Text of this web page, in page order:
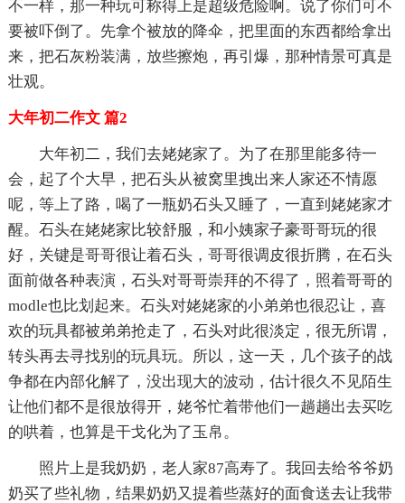
不一样，那一种玩可称得上是超级危险啊。说了你们可不
要被吓倒了。先拿个被放的降伞，把里面的东西都给拿出
来，把石灰粉装满，放些擦炮，再引爆，那种情景可真是
壮观。
大年初二作文 篇2
大年初二，我们去姥姥家了。为了在那里能多待一
会，起了个大早，把石头从被窝里拽出来人家还不情愿
呢，等上了路，喝了一瓶奶石头又睡了，一直到姥姥家才
醒。石头在姥姥家比较舒服，和小姨家子豪哥哥玩的很
好，关键是哥哥很让着石头，哥哥很调皮很折腾，在石头
面前做各种表演，石头对哥哥崇拜的不得了，照着哥哥的
modle也比划起来。石头对姥姥家的小弟弟也很忍让，喜
欢的玩具都被弟弟抢走了，石头对此很淡定，很无所谓，
转头再去寻找别的玩具玩。所以，这一天，几个孩子的战
争都在内部化解了，没出现大的波动，估计很久不见陌生
让他们都不是很放得开，姥爷忙着带他们一趟趟出去买吃
的哄着，也算是干戈化为了玉帛。
照片上是我奶奶，老人家87高寿了。我回去给爷爷奶
奶买了些礼物，结果奶奶又提着些蒸好的面食送去让我带